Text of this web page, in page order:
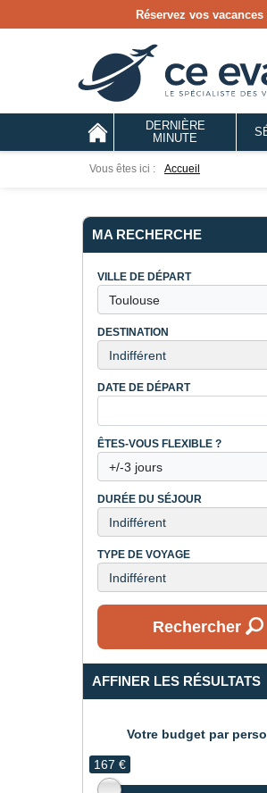
Réservez vos
DERNIÈRE
MINUTE
Vous êtes ici : Accueil
MA RECHERCHE
VILLE DE DÉPART
Toulouse
DESTINATION
Indifférent
DATE DE DÉPART
ÊTES-VOUS FLEXIBLE ?
+/-3 jours
DURÉE DU SÉJOUR
Indifférent
TYPE DE VOYAGE
Indifférent
Rechercher
AFFINER LES RÉSULTATS
Votre budget par
167 €